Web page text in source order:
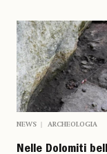
NEWS ARCHEOLOGIA
Nelle Dolomiti